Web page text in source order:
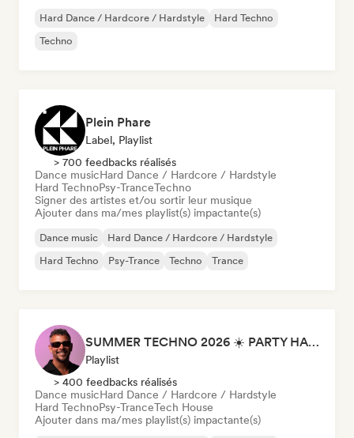
Hard Dance / Hardcore / Hardstyle
Hard Techno
Techno
Plein Phare
Label, Playlist
> 700 feedbacks réalisés
Dance musicHard Dance / Hardcore / Hardstyle
Hard TechnoPsy-TranceTechno
Signer des artistes et/ou sortir leur musique
Ajouter dans ma/mes playlist(s) impactante(s)
Dance music
Hard Dance / Hardcore / Hardstyle
Hard Techno
Psy-Trance Techno Trance
SUMMER TECHNO 2026 ☀️ PARTY HARD by Sebastian Bronk
Playlist
> 400 feedbacks réalisés
Dance musicHard Dance / Hardcore / Hardstyle
Hard TechnoPsy-TranceTech House
Ajouter dans ma/mes playlist(s) impactante(s)